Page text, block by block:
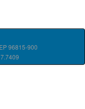
96815-900